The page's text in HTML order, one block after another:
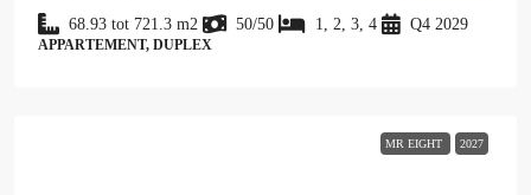
68.93 tot 721.3 m2 50/50 1, 2, 3, 4 Q4 2029
APPARTEMENT, DUPLEX
MR EIGHT 2027